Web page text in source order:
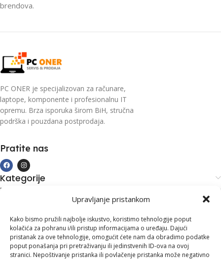
Upravljanje pristankom
Kako bismo pružili najbolje iskustvo, koristimo tehnologije poput
kolačića za pohranu i/ili pristup informacijama o uređaju. Dajući
pristanak za ove tehnologije, omogućit ćete nam da obradimo podatke
poput ponašanja pri pretraživanju ili jedinstvenih ID-ova na ovoj
stranici. Nepoštivanje pristanka ili povlačenje pristanka može negativno
brendova.
PC ONER je specijalizovan za računare,
laptope, komponente i profesionalnu IT
opremu. Brza isporuka širom BiH, stručna
podrška i pouzdana postprodaja.
Pratite nas
Kategorije
Kupovina i podrška
Kontakt informacije
Branilaca Bosne, 75 300 Lukavac
+387 35 555 999